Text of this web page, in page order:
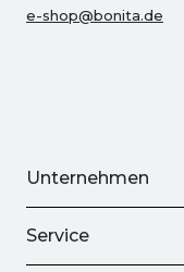
e-shop@bonita.de
Unternehmen
Service